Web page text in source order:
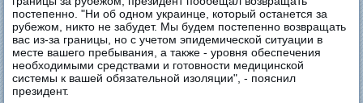
постепенно. "Ни об одном украинце, который останется за
рубежом, никто не забудет. Мы будем постепенно возвращать
вас из-за границы, но с учетом эпидемической ситуации в
месте вашего пребывания, а также - уровня обеспечения
необходимыми средствами и готовности медицинской
системы к вашей обязательной изоляции", - пояснил
президент.